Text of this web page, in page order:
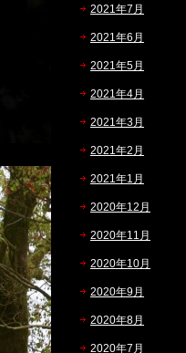
2021年7月
2021年6月
2021年5月
2021年4月
2021年3月
2021年2月
2021年1月
2020年12月
2020年11月
2020年10月
2020年9月
2020年8月
2020年7月